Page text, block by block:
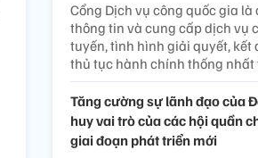
Cổng Dịch vụ công quốc gia
thông tin và cung cấp dịch vụ
tuyến, tình hình giải quyết, kết
thủ tục hành chính thống nhất
Tăng cường sự lãnh đạo của
huy vai trò của các hội quần
giai đoạn phát triển mới